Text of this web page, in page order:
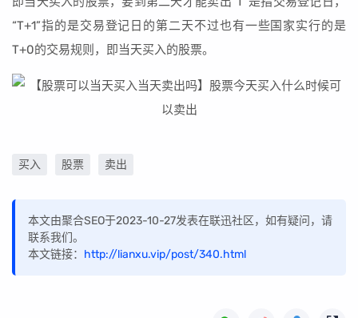
“T+1”指的是交易登记日的第二天不过也有一些国家实行的是
T+0的交易规则，即当天买入的股票。
买入 股票 卖出
本文由聚合SEO于2023-10-27发表在联迅社区，如有疑问，请
联系我们。
本文链接： http://lianxu.vip/post/340.html